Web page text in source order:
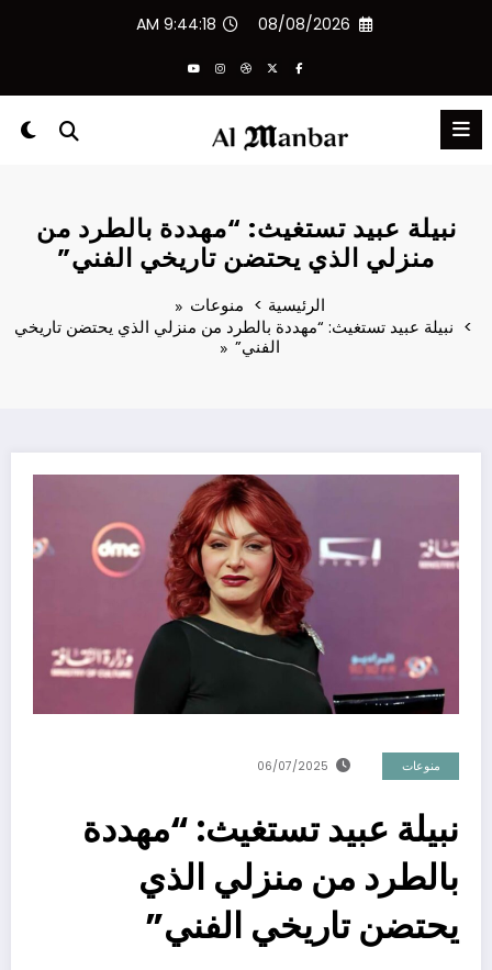
08/08/2026
9:44:19 AM
نبيلة عبيد تستغيث: “مهددة بالطرد من
منزلي الذي يحتضن تاريخي الفني”
الرئيسية
منوعات
نبيلة عبيد تستغيث: “مهددة بالطرد من منزلي الذي يحتضن تاريخي
الفني”
منوعات 06/07/2025
نبيلة عبيد تستغيث: “مهددة
بالطرد من منزلي الذي
يحتضن تاريخي الفني”